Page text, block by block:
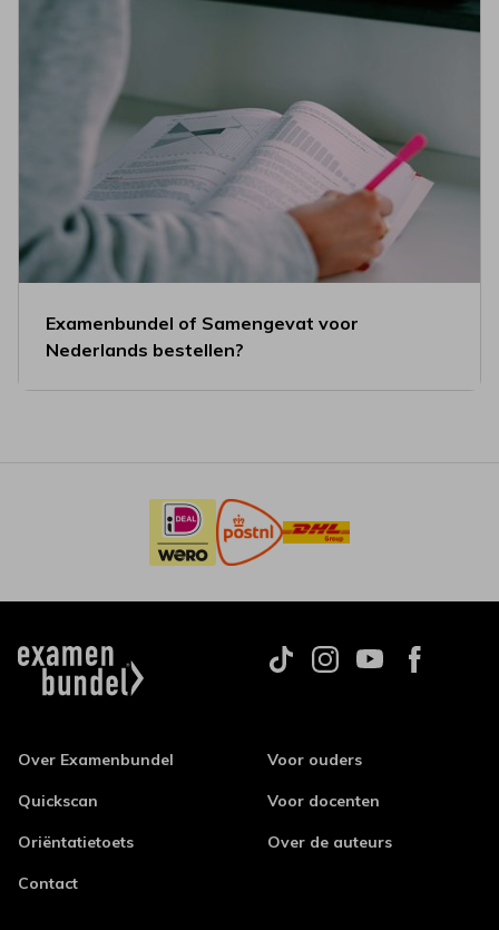
Examenbundel of Samengevat voor
Nederlands bestellen?
Over Examenbundel
Quickscan
Oriëntatietoets
Contact
Voor ouders
Voor docenten
Over de auteurs